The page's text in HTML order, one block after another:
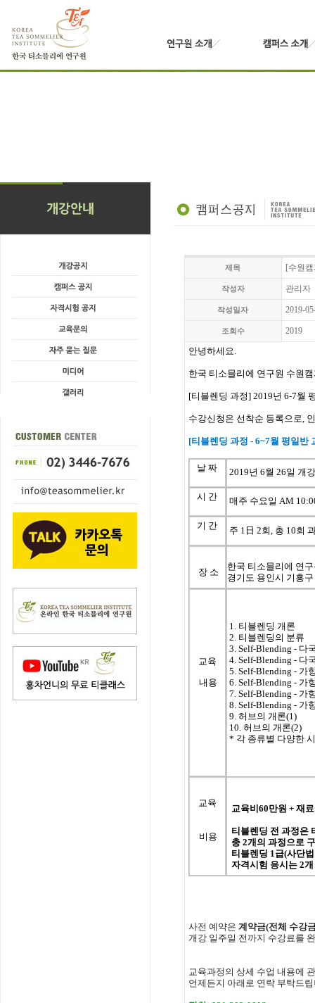
제목 [수원
작성자 관리자
작성일자 2019-
조회수 2019
안녕하세요.
한국 티소믈리에 연구원 수원
[티블렌딩 과정] 2019년 6-7월
수강신청은 선착순 등록으로,
[티블렌딩 과정 - 6~7월 평일반
날 짜 2019년 6월 26일 개
시 간 매주 수요일 AM
기 간 주 1 日 2회, 총 10회
장 소
한국 티소믈리에 연
경기도 용인시 기흥
교육
내용
1. 티블렌딩 개론
2. 티블렌딩의 분류
3. Self-Blending - 다
4. Self-Blending - 다
5. Self-Blending - 가
6. Self-Blending - 가
7. Self-Blending - 가
8. Self-Blending - 가
9. 허브의 개론(1)
10. 허브의 개론(2)
* 각 종류별 다양한
교육
비용
교육비60만원 + 재
티블렌딩 전 과정은
총 2개의 과정으로
티블렌딩 1급(사단
자격시험 응시는 2개
사전 예약은 계약금(전체 수강
개강 일주일 전까지 수강료를
교육과정의 상세 수업 내용에
언제든지 아래로 연락 부탁드